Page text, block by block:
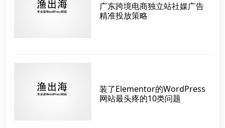
广东跨境电商独立站社媒广告
精准投放策略
装了Elementor的WordPress
网站最头疼的10类问题